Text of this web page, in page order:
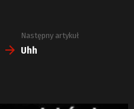
Następny artykuł
Uhh